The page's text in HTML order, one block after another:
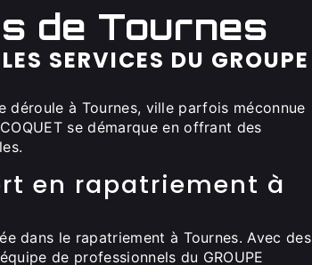
de Tournes
SERVICES DU GROUPE
à Tournes, ville parfois méconnue
se démarque en offrant des
en rapatriement à
dans le rapatriement à Tournes. Avec des
de professionnels du GROUPE